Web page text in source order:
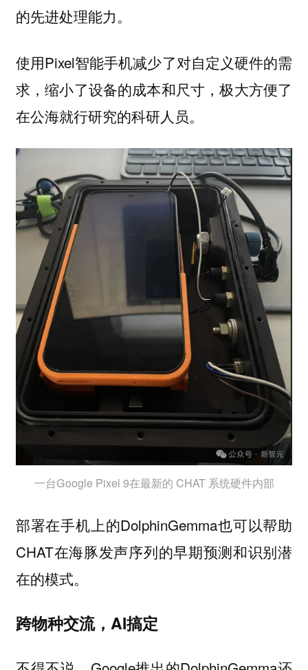
的先进处理能力。
使用Pixel智能手机减少了对自定义硬件的需
求，缩小了设备的成本和尺寸，极大方便了
在公海就行研究的科研人员。
一台Google Pixel 9在最新的 CHAT 系统硬件内部
部署在手机上的DolphinGemma也可以帮助
CHAT在海豚发声序列的早期预测和识别潜
在的模式。
跨物种交流，AI搞定